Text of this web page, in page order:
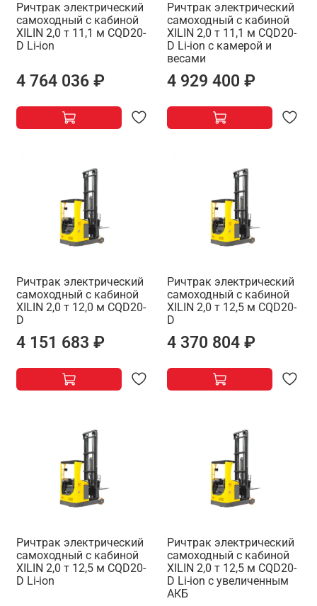
Ричтрак электрический
самоходный с кабиной
XILIN 2,0 т 11,1 м CQD20-
D Li-ion
4 764 036 ₽
Ричтрак электрический
самоходный с кабиной
XILIN 2,0 т 11,1 м CQD20-
D Li-ion с камерой и
весами
4 929 400 ₽
Ричтрак электрический
самоходный с кабиной
XILIN 2,0 т 12,0 м CQD20-
D
4 151 683 ₽
Ричтрак электрический
самоходный с кабиной
XILIN 2,0 т 12,5 м CQD20-
D
4 370 804 ₽
Ричтрак электрический
самоходный с кабиной
XILIN 2,0 т 12,5 м CQD20-
D Li-ion
Ричтрак электрический
самоходный с кабиной
XILIN 2,0 т 12,5 м CQD20-
D Li-ion с увеличенным
АКБ